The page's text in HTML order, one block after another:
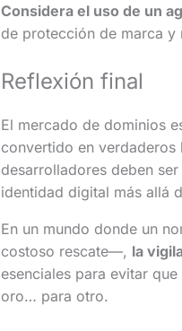
Considera el uso de un
de protección de marca y
Reflexión final
El mercado de dominios
convertido en verdaderos
desarrolladores deben
identidad digital más allá
En un mundo donde un
costoso rescate—, la
esenciales para evitar
oro… para otro.